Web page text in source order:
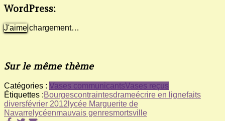
WordPress:
J'aime chargement…
Sur le même thème
Catégories : Vases communicantsVases reçus
Étiquettes :Bourgescontraintesdrameécrire en lignefaits
diversfévrier 2012 lycée Marguerite de
Navarre lycéenmauvais genresmortsville